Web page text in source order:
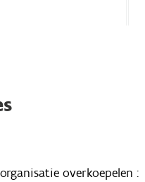
overkoepelen :